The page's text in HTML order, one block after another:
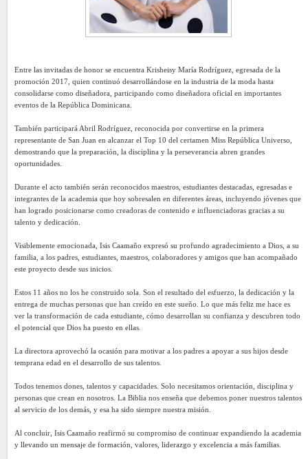
Entre las invitadas de honor se encuentra Krisheisy María Rodríguez, egresada de la
promoción 2017, quien continuó desarrollándose en la industria de la moda hasta
consolidarse como diseñadora, participando como diseñadora oficial en importantes
eventos de la República Dominicana.
También participará Abril Rodríguez, reconocida por convertirse en la primera
representante de San Juan en alcanzar el Top 10 del certamen Miss República Universo,
demostrando que la preparación, la disciplina y la perseverancia abren grandes
oportunidades.
Durante el acto también serán reconocidos maestros, estudiantes destacadas, egresadas e
integrantes de la academia que hoy sobresalen en diferentes áreas, incluyendo jóvenes que
han logrado posicionarse como creadoras de contenido e influenciadoras gracias a su
talento y dedicación.
Visiblemente emocionada, Isis Caamaño expresó su profundo agradecimiento a Dios, a su
familia, a los padres, estudiantes, maestros, colaboradores y amigos que han acompañado
este proyecto desde sus inicios.
Estos 11 años no los he construido sola. Son el resultado del esfuerzo, la dedicación y la
entrega de muchas personas que han creído en este sueño. Lo que más feliz me hace es
ver la transformación de cada estudiante, cómo desarrollan su confianza y descubren todo
el potencial que Dios ha puesto en ellas.
La directora aprovechó la ocasión para motivar a los padres a apoyar a sus hijos desde
temprana edad en el desarrollo de sus talentos.
Todos tenemos dones, talentos y capacidades. Solo necesitamos orientación, disciplina y
personas que crean en nosotros. La Biblia nos enseña que debemos poner nuestros talentos
al servicio de los demás, y esa ha sido siempre nuestra misión.
Al concluir, Isis Caamaño reafirmó su compromiso de continuar expandiendo la academia
y llevando un mensaje de formación, valores, liderazgo y excelencia a más familias.